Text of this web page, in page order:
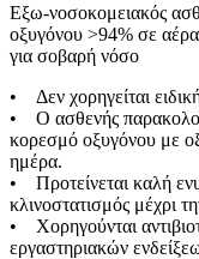
Εξω-νοσοκομειακός
οξυγόνου >94% σε
για σοβαρή νόσο
• Δεν χορηγείται
• Ο ασθενής
κορεσμό οξυγόνου με
ημέρα.
• Προτείνεται καλή
κλινοστατισμός μέχρι
• Χορηγούνται
εργαστηριακών